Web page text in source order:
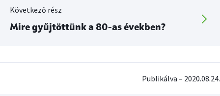
Következő rész
Mire gyűjtöttünk a 80-as években?
Publikálva – 2020.08.24.